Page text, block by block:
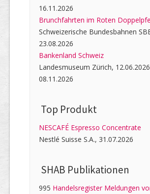
16.11.2026
Brunchfahrten im Roten
Schweizerische Bundesbahnen
23.08.2026
Bankenland Schweiz
Landesmuseum Zürich,
08.11.2026
Top Produkt
NESCAFÉ Espresso Concentrate
Nestlé Suisse S.A., 31.07.2026
SHAB Publi­kati­onen
995 Handelsregister Meldungen